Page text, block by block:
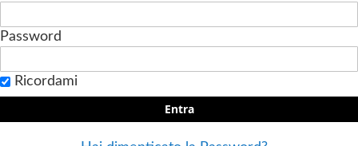
Password
Ricordami
Entra